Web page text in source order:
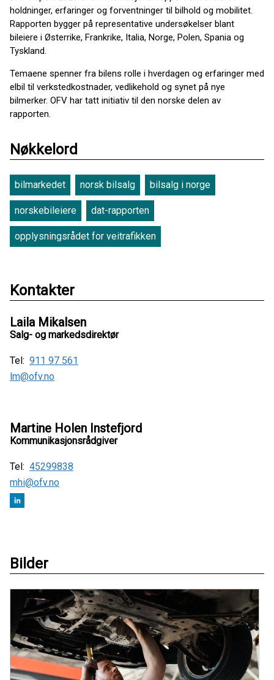
holdninger, erfaringer og forventninger til bilhold og mobilitet.
Rapporten bygger på representative undersøkelser blant
bileiere i Østerrike, Frankrike, Italia, Norge, Polen, Spania og
Tyskland.
Temaene spenner fra bilens rolle i hverdagen og erfaringer med
elbil til verkstedkostnader, vedlikehold og synet på nye
bilmerker. OFV har tatt initiativ til den norske delen av
rapporten.
Nøkkelord
bilmarkedet norsk bilsalg bilsalg i norge
norskebileiere dat-rapporten
opplysningsrådet for veitrafikken
Kontakter
Laila Mikalsen
Salg- og markedsdirektør
Tel: 911 97 561
lm@ofv.no
Martine Holen Instefjord
Kommunikasjonsrådgiver
Tel: 45299838
mhi@ofv.no
Bilder